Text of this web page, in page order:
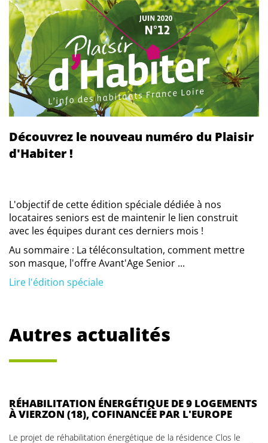
Découvrez le nouveau numéro du Plaisir
d'Habiter !
L'objectif de cette édition spéciale dédiée à nos
locataires seniors est de maintenir le lien construit
avec les équipes durant ces derniers mois !
Au sommaire : La téléconsultation, comment mettre
son masque, l'offre Avant'Age Senior ...
Lire l'édition spéciale
Autres actualités
RÉHABILITATION ÉNERGÉTIQUE DE 9 LOGEMENTS
À VIERZON (18), COFINANCÉE PAR L'EUROPE
Le projet de réhabilitation énergétique de la résidence Clos le